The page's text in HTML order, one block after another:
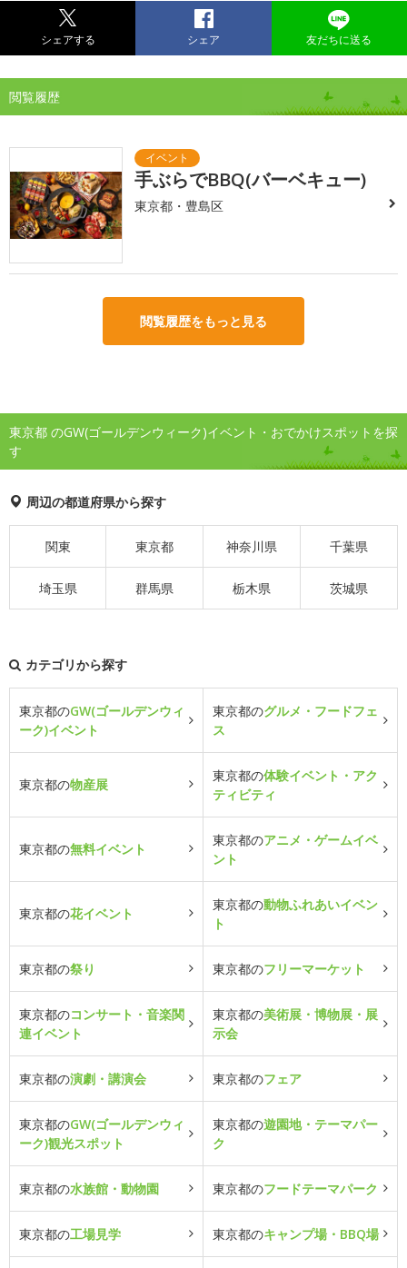
シェアする シェア 友だちに送る
閲覧履歴
手ぶらでBBQ(バーベキュー)
東京都・豊島区
閲覧履歴をもっと見る
東京都 のGW(ゴールデンウィーク)イベント・おでかけスポットを探
す
周辺の都道府県から探す
関東 東京都 神奈川県 千葉県
埼玉県 群馬県 栃木県 茨城県
カテゴリから探す
東京都のGW(ゴールデンウィ
ーク)イベント
東京都のグルメ・フードフェ
ス
東京都の物産展
東京都の体験イベント・アク
ティビティ
東京都の無料イベント
東京都のアニメ・ゲームイベ
ント
東京都の花イベント
東京都の動物ふれあいイベン
ト
東京都の祭り 東京都のフリーマーケット
東京都のコンサート・音楽関
連イベント
東京都の美術展・博物展・展
示会
東京都の演劇・講演会 東京都のフェア
東京都のGW(ゴールデンウィ
ーク)観光スポット
東京都の遊園地・テーマパー
ク
東京都の水族館・動物園 東京都のフードテーマパーク
東京都の工場見学 東京都のキャンプ場・BBQ場